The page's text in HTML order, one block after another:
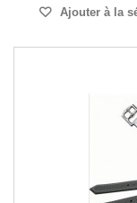
Ajouter à la